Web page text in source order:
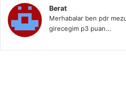
Berat
Merhabalar ben pdr
girecegim p3 puan...